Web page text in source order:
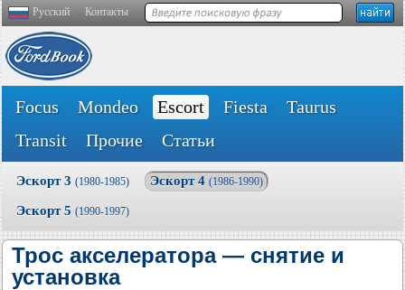
Русский Контакты
Focus Mondeo Escort Fiesta
Taurus
Transit
Прочие Статьи
Эскорт 3 (1980-1985) Эскорт 4 (1986-1990)
Эскорт 5 (1990-1997)
Трос акселератора — снятие и
установка